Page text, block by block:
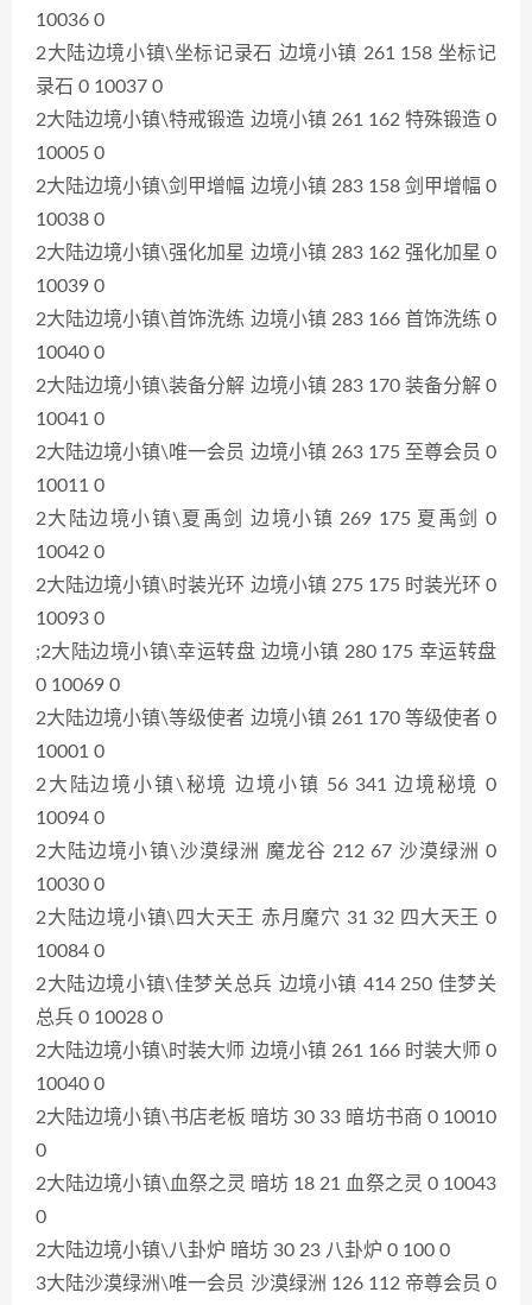
10036 0
2大陆边境小镇\坐标记录石 边境小镇 261 158 坐标记
录石 0 10037 0
2大陆边境小镇\特戒锻造 边境小镇 261 162 特殊锻造 0
10005 0
2大陆边境小镇\剑甲增幅 边境小镇 283 158 剑甲增幅 0
10038 0
2大陆边境小镇\强化加星 边境小镇 283 162 强化加星 0
10039 0
2大陆边境小镇\首饰洗练 边境小镇 283 166 首饰洗练 0
10040 0
2大陆边境小镇\装备分解 边境小镇 283 170 装备分解 0
10041 0
2大陆边境小镇\唯一会员 边境小镇 263 175 至尊会员 0
10011 0
2大陆边境小镇\夏禹剑 边境小镇 269 175 夏禹剑 0
10042 0
2大陆边境小镇\时装光环 边境小镇 275 175 时装光环 0
10093 0
;2大陆边境小镇\幸运转盘 边境小镇 280 175 幸运转盘
0 10069 0
2大陆边境小镇\等级使者 边境小镇 261 170 等级使者 0
10001 0
2大陆边境小镇\秘境 边境小镇 56 341 边境秘境 0
10094 0
2大陆边境小镇\沙漠绿洲 魔龙谷 212 67 沙漠绿洲 0
10030 0
2大陆边境小镇\四大天王 赤月魔穴 31 32 四大天王 0
10084 0
2大陆边境小镇\佳梦关总兵 边境小镇 414 250 佳梦关
总兵 0 10028 0
2大陆边境小镇\时装大师 边境小镇 261 166 时装大师 0
10040 0
2大陆边境小镇\书店老板 暗坊 30 33 暗坊书商 0 10010
0
2大陆边境小镇\血祭之灵 暗坊 18 21 血祭之灵 0 10043
0
2大陆边境小镇\八卦炉 暗坊 30 23 八卦炉 0 100 0
3大陆沙漠绿洲\唯一会员 沙漠绿洲 126 112 帝尊会员 0